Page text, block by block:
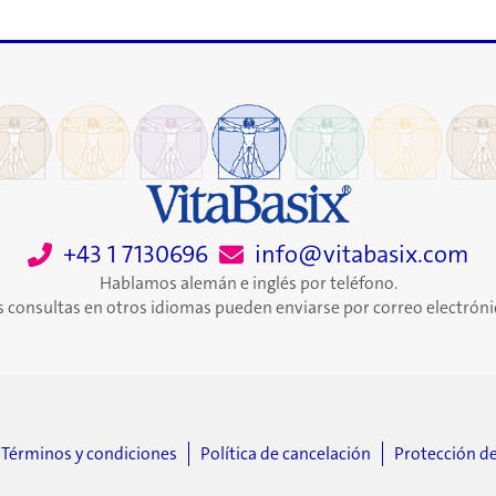
un
de
sufrir
enfermedades
independientemente
de
peso
+43 1 7130696 info@vitabasix.com
Hablamos alemán e inglés por teléfono.
consultas en otros idiomas pueden enviarse por correo
Términos y condiciones Política de cancelación Protección